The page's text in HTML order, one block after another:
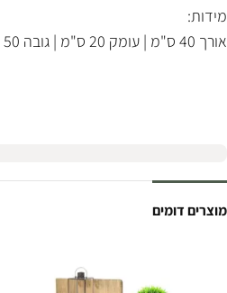
מידות:
אורך 40 ס"מ | עומק 20 ס"מ | גובה 50 ס"מ
מוצרים דומים